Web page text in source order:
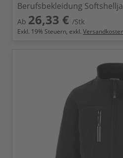
Berufsbekleidung
Ab 26,33 € /Stk
Exkl. 19% Steuern, exkl.